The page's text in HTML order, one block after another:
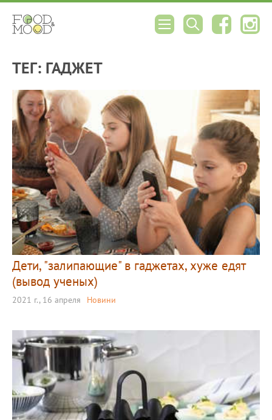
ТЕГ: ГАДЖЕТ
Дети, "залипающие" в гаджетах, хуже едят
(вывод ученых)
2021 г., 16 апреля Новини